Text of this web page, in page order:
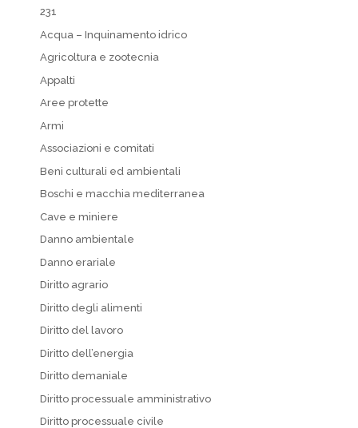
231
Acqua – Inquinamento idrico
Agricoltura e zootecnia
Appalti
Aree protette
Armi
Associazioni e comitati
Beni culturali ed ambientali
Boschi e macchia mediterranea
Cave e miniere
Danno ambientale
Danno erariale
Diritto agrario
Diritto degli alimenti
Diritto del lavoro
Diritto dell’energia
Diritto demaniale
Diritto processuale amministrativo
Diritto processuale civile